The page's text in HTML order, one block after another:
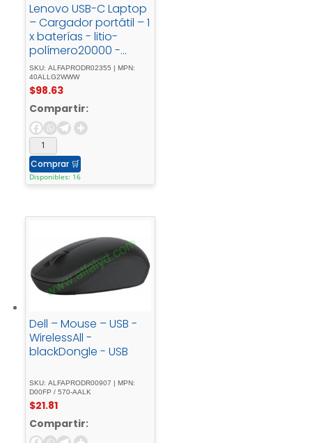
Lenovo USB-C Laptop
– Cargador portátil – 1
x baterías - litio-
polímero20000 -
mAh74 - Whnegro -
trueno
SKU: ALFAPRODR02355 | MPN:
40ALLG2WWW
$98.63
Compartir:
Comprar 🛒
Disponibles: 16
Dell – Mouse – USB -
WirelessAll -
blackDongle - USB
SKU: ALFAPRODR00907 | MPN:
D00FP / 570-AALK
$21.81
Compartir: